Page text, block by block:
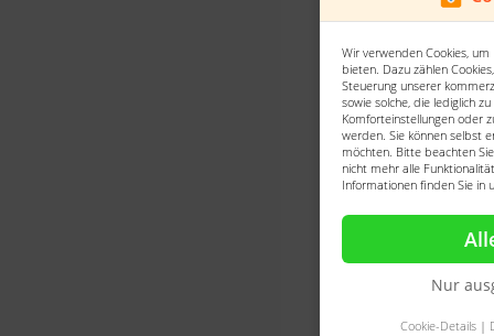
Wir verwenden Cookies,
bieten. Dazu zählen
Steuerung unserer
sowie solche, die lediglich
Komforteinstellungen oder
werden. Sie können selbst
möchten. Bitte beachten
nicht mehr alle
Informationen finden Sie in
Nur
Cookie-Details|